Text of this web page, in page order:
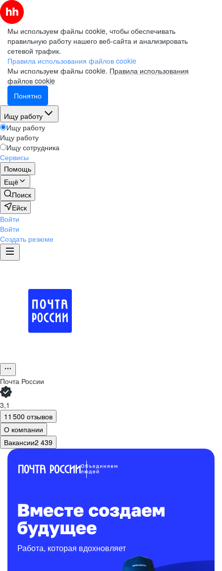
Мы используем файлы cookie, чтобы обеспечивать
правильную работу нашего веб-сайта и анализировать
сетевой трафик.
Правила использования файлов cookie
Мы используем файлы cookie. Правила использования
файлов cookie
Понятно
Ищу работу
Ищу работу
Ищу работу
Ищу сотрудника
Сервисы
Помощь
Ещё
Поиск
Ейск
Войти
Войти
Создать резюме
Почта России
3,1
11 500 отзывов
О компании
Вакансии2 439
Работа, которая вдохновляет